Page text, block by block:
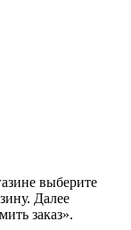
выберите
Далее
заказ».